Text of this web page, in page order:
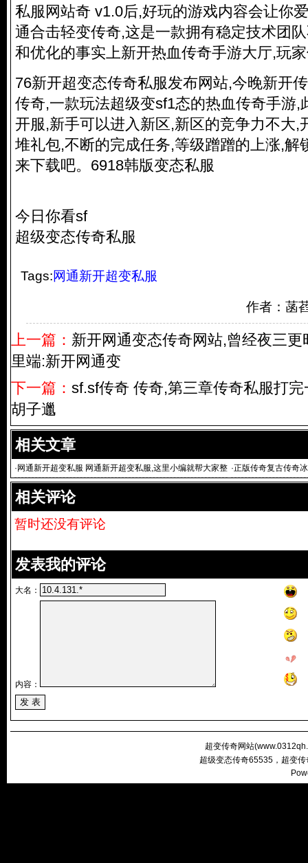
私服 网站奇 v1.0后,好玩的游戏内容会让你
通合击轻变传奇,这是一款拥有稳定技术团
和优化的事实上新开热血传奇手游大厅,玩
76新开超变态传奇私服发布网站,今晚新开
传奇,一款玩法超级变sf1态的热血传奇手游,
开服,新手可以进入新区,新区的竞争力不大,
堆礼包,不断的完成任务,等级蹭蹭的上涨,解
来下载吧。6918韩版变态私服
今日你看sf
超级变态传奇私服
Tags:网通新开超变私服
作者：菡
上一篇： 新开网通变态传奇网站,曾经夜三
里端:新开网通变
下一篇： sf.sf传奇 传奇,第三章传奇私服打
胡子邋
相关文章
· 网通新开超变私服 网通新开超变私服,这里小编就帮大家整
理
·正版传奇复古传奇
相关评论
暂时还没有评论
发表我的评论
大名：
内容：
超变传奇网站(
超级变态传奇65535，超变